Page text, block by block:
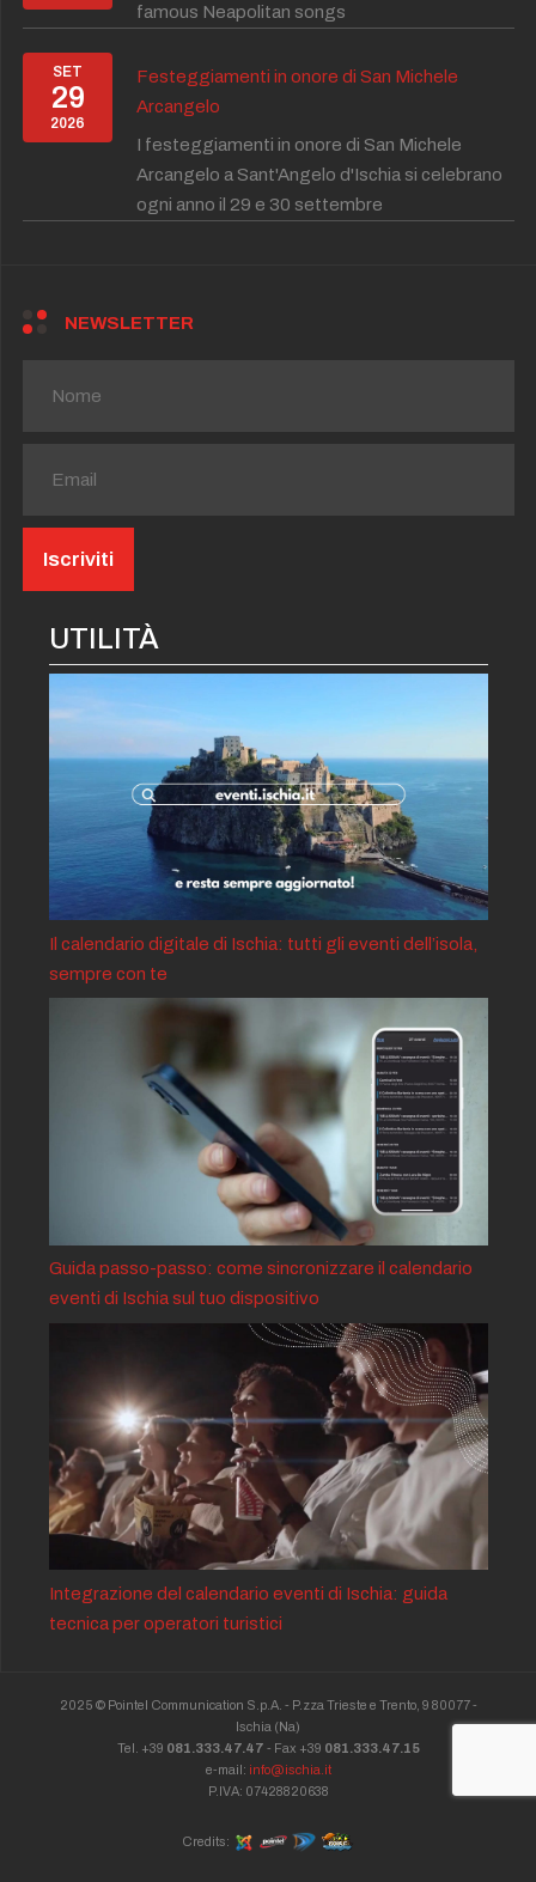
famous Neapolitan songs
SET
29
2026
Festeggiamenti in onore di San Michele
Arcangelo
I festeggiamenti in onore di San Michele
Arcangelo a Sant'Angelo d'Ischia si celebrano
ogni anno il 29 e 30 settembre
NEWSLETTER
UTILITÀ
Il calendario digitale di Ischia: tutti gli eventi dell’isola,
sempre con te
Guida passo-passo: come sincronizzare il calendario
eventi di Ischia sul tuo dispositivo
Integrazione del calendario eventi di Ischia: guida
tecnica per operatori turistici
2025 © Pointel Communication S.p.A. - P.zza Trieste e Trento, 9 80077 -
Ischia (Na)
Tel. +39 081.333.47.47 - Fax +39 081.333.47.15
e-mail: info@ischia.it
P.IVA: 07428820638
Credits: